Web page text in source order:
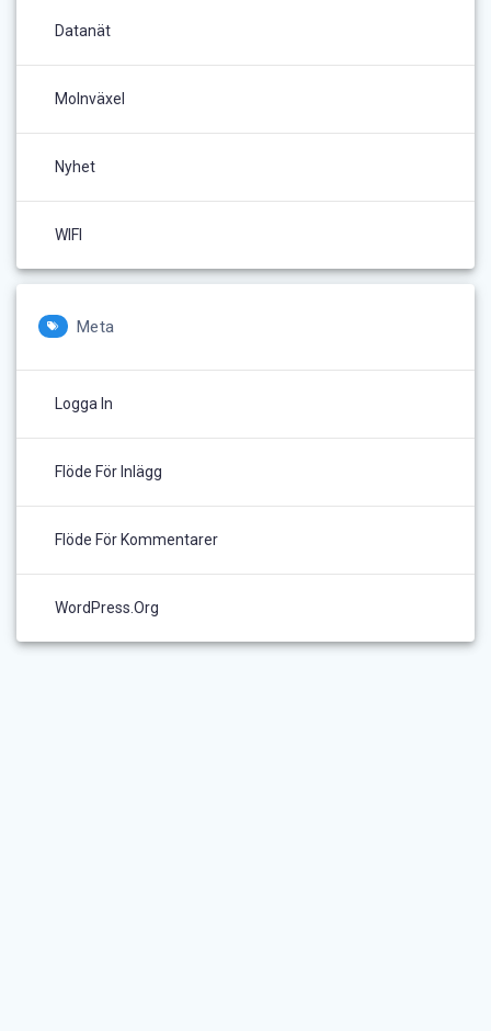
Datanät
Molnväxel
Nyhet
WIFI
Meta
Logga In
Flöde För Inlägg
Flöde För Kommentarer
WordPress.org